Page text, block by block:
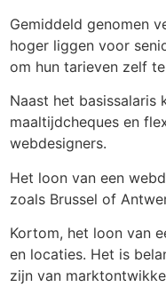
Gemiddeld genomen
hoger liggen voor
om hun tarieven zelf
Naast het basissalaris
maaltijdcheques en
webdesigners.
Het loon van een
zoals Brussel of
Kortom, het loon van
en locaties. Het is
zijn van